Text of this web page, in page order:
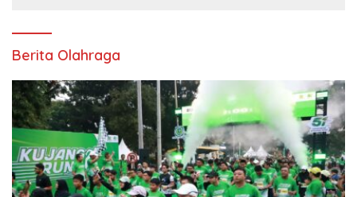
Berita Olahraga